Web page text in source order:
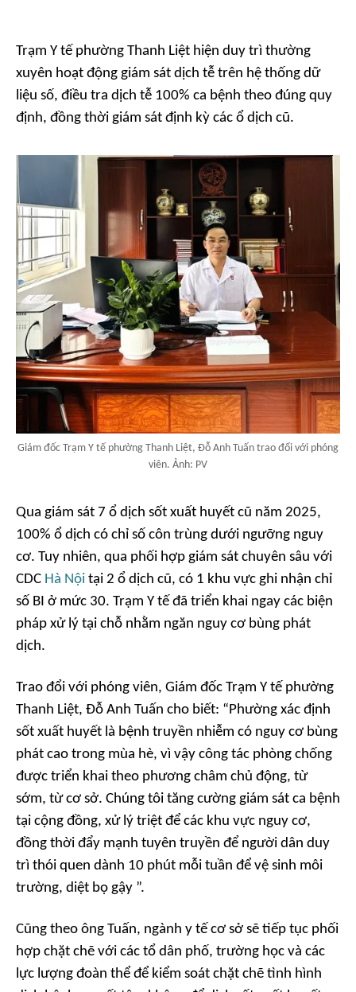
Trạm Y tế phường Thanh Liệt hiện duy trì thường
xuyên hoạt động giám sát dịch tễ trên hệ thống dữ
liệu số, điều tra dịch tễ 100% ca bệnh theo đúng quy
định, đồng thời giám sát định kỳ các ổ dịch cũ.
Giám đốc Trạm Y tế phường Thanh Liệt, Đỗ Anh Tuấn trao đổi với phóng
viên. Ảnh: PV
Qua giám sát 7 ổ dịch sốt xuất huyết cũ năm 2025,
100% ổ dịch có chỉ số côn trùng dưới ngưỡng nguy
cơ. Tuy nhiên, qua phối hợp giám sát chuyên sâu với
CDC Hà Nội tại 2 ổ dịch cũ, có 1 khu vực ghi nhận chỉ
số BI ở mức 30. Trạm Y tế đã triển khai ngay các biện
pháp xử lý tại chỗ nhằm ngăn nguy cơ bùng phát
dịch.
Trao đổi với phóng viên, Giám đốc Trạm Y tế phường
Thanh Liệt, Đỗ Anh Tuấn cho biết: “Phường xác định
sốt xuất huyết là bệnh truyền nhiễm có nguy cơ bùng
phát cao trong mùa hè, vì vậy công tác phòng chống
được triển khai theo phương châm chủ động, từ
sớm, từ cơ sở. Chúng tôi tăng cường giám sát ca bệnh
tại cộng đồng, xử lý triệt để các khu vực nguy cơ,
đồng thời đẩy mạnh tuyên truyền để người dân duy
trì thói quen dành 10 phút mỗi tuần để vệ sinh môi
trường, diệt bọ gậy ”.
Cũng theo ông Tuấn, ngành y tế cơ sở sẽ tiếp tục phối
hợp chặt chẽ với các tổ dân phố, trường học và các
lực lượng đoàn thể để kiểm soát chặt chẽ tình hình